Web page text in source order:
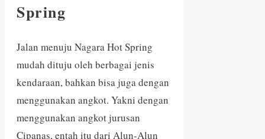
Spring
Jalan menuju Nagara Hot Spring
mudah dituju oleh berbagai jenis
kendaraan, bahkan bisa juga dengan
menggunakan angkot. Yakni dengan
menggunakan angkot jurusan
Cipanas, entah itu dari Alun-Alun